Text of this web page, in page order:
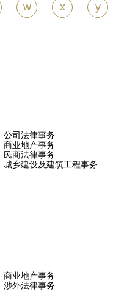
w x y
公司法律事务
商业地产事务
民商法律事务
城乡建设及建筑工程事务
商业地产事务
涉外法律事务